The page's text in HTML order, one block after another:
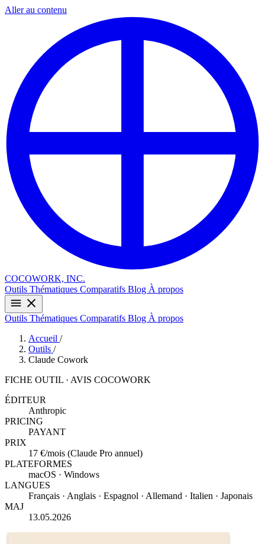
Aller au contenu
COCOWORK, INC.
Outils Thématiques Comparatifs Blog À propos
Outils Thématiques Comparatifs Blog À propos
Accueil /
Outils /
Claude Cowork
FICHE OUTIL · AVIS COCOWORK
ÉDITEUR
Anthropic
PRICING
PAYANT
PRIX
17 €/mois (Claude Pro annuel)
PLATEFORMES
macOS · Windows
LANGUES
Français · Anglais · Espagnol · Allemand · Italien · Japonais
MAJ
13.05.2026